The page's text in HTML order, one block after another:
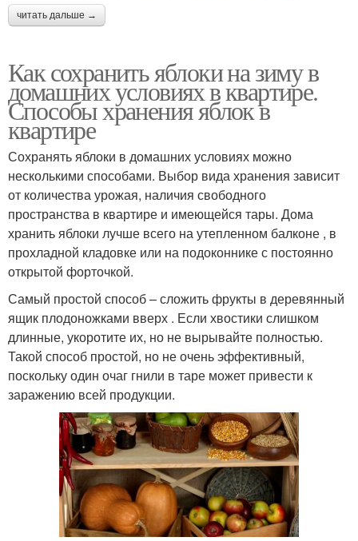
читать дальше →
Как сохранить яблоки на зиму в
домашних условиях в квартире.
Способы хранения яблок в
квартире
Сохранять яблоки в домашних условиях можно
несколькими способами. Выбор вида хранения зависит
от количества урожая, наличия свободного
пространства в квартире и имеющейся тары. Дома
хранить яблоки лучше всего на утепленном балконе , в
прохладной кладовке или на подоконнике с постоянно
открытой форточкой.
Самый простой способ – сложить фрукты в деревянный
ящик плодоножками вверх . Если хвостики слишком
длинные, укоротите их, но не вырывайте полностью.
Такой способ простой, но не очень эффективный,
поскольку один очаг гнили в таре может привести к
заражению всей продукции.